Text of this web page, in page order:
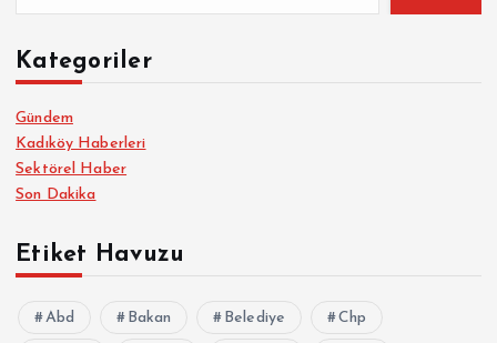
Kategoriler
Gündem
Kadıköy Haberleri
Sektörel Haber
Son Dakika
Etiket Havuzu
Abd Bakan Belediye Chp